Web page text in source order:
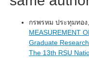
กรพรหม ประทุมทอ
MEASUREMENT
Graduate
The 13th RSU